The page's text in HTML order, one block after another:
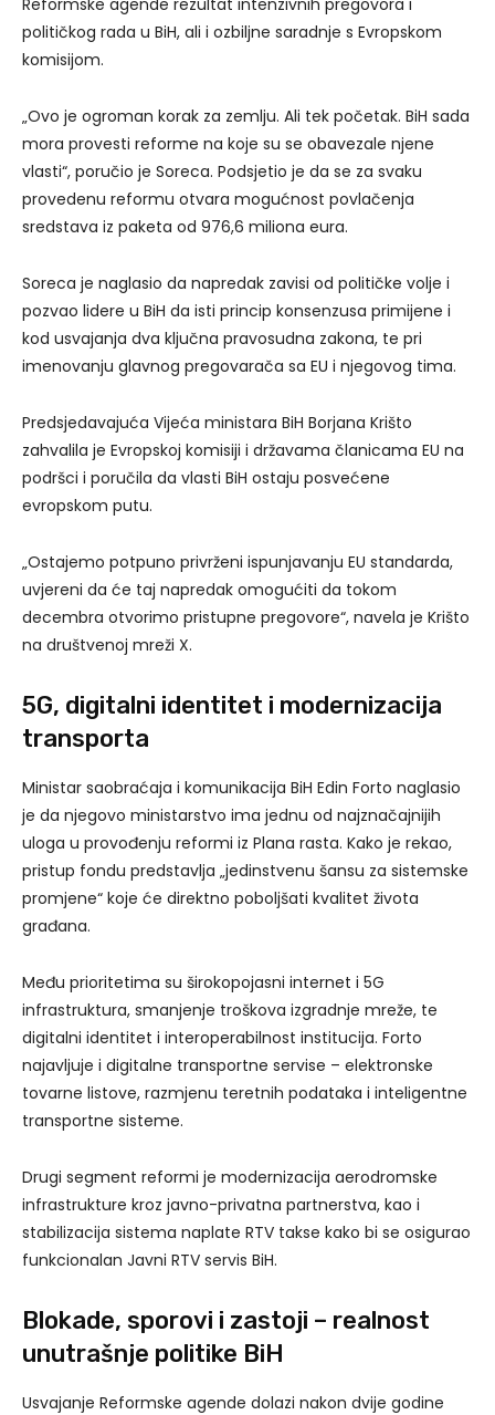
političkog rada u BiH, ali i ozbiljne saradnje s Evropskom
komisijom.
„Ovo je ogroman korak za zemlju. Ali tek početak. BiH sada
mora provesti reforme na koje su se obavezale njene
vlasti“, poručio je Soreca. Podsjetio je da se za svaku
provedenu reformu otvara mogućnost povlačenja
sredstava iz paketa od 976,6 miliona eura.
Soreca je naglasio da napredak zavisi od političke volje i
pozvao lidere u BiH da isti princip konsenzusa primijene i
kod usvajanja dva ključna pravosudna zakona, te pri
imenovanju glavnog pregovarača sa EU i njegovog tima.
Predsjedavajuća Vijeća ministara BiH Borjana Krišto
zahvalila je Evropskoj komisiji i državama članicama EU na
podršci i poručila da vlasti BiH ostaju posvećene
evropskom putu.
„Ostajemo potpuno privrženi ispunjavanju EU standarda,
uvjereni da će taj napredak omogućiti da tokom
decembra otvorimo pristupne pregovore“, navela je Krišto
na društvenoj mreži X.
5G, digitalni identitet i modernizacija
transporta
Ministar saobraćaja i komunikacija BiH Edin Forto naglasio
je da njegovo ministarstvo ima jednu od najznačajnijih
uloga u provođenju reformi iz Plana rasta. Kako je rekao,
pristup fondu predstavlja „jedinstvenu šansu za sistemske
promjene“ koje će direktno poboljšati kvalitet života
građana.
Među prioritetima su širokopojasni internet i 5G
infrastruktura, smanjenje troškova izgradnje mreže, te
digitalni identitet i interoperabilnost institucija. Forto
najavljuje i digitalne transportne servise – elektronske
tovarne listove, razmjenu teretnih podataka i inteligentne
transportne sisteme.
Drugi segment reformi je modernizacija aerodromske
infrastrukture kroz javno-privatna partnerstva, kao i
stabilizacija sistema naplate RTV takse kako bi se osigurao
funkcionalan Javni RTV servis BiH.
Blokade, sporovi i zastoji – realnost
unutrašnje politike BiH
Usvajanje Reformske agende dolazi nakon dvije godine